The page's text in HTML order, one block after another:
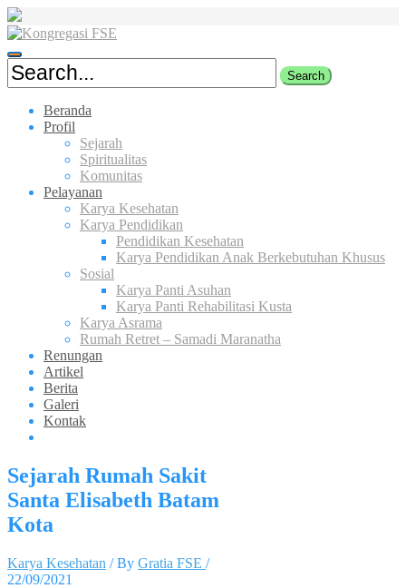
Skip
to
content
Beranda
Profil
Sejarah
Spiritualitas
Komunitas
Pelayanan
Karya Kesehatan
Karya Pendidikan
Pendidikan Kesehatan
Karya Pendidikan Anak Berkebutuhan Khusus
Sosial
Karya Panti Asuhan
Karya Panti Rehabilitasi Kusta
Karya Asrama
Rumah Retret – Samadi Maranatha
Renungan
Artikel
Berita
Galeri
Kontak
Sejarah Rumah Sakit
Santa Elisabeth Batam
Kota
Karya Kesehatan / By Gratia FSE /
22/09/2021